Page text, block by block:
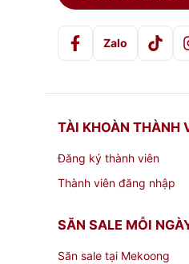
Zalo
TÀI KHOÀN THÀNH
Đăng ký thành viên
Thành viên đăng nhập
SĂN SALE MỖI
Săn sale tại Mekoong